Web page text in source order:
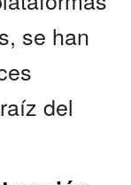
se han
del